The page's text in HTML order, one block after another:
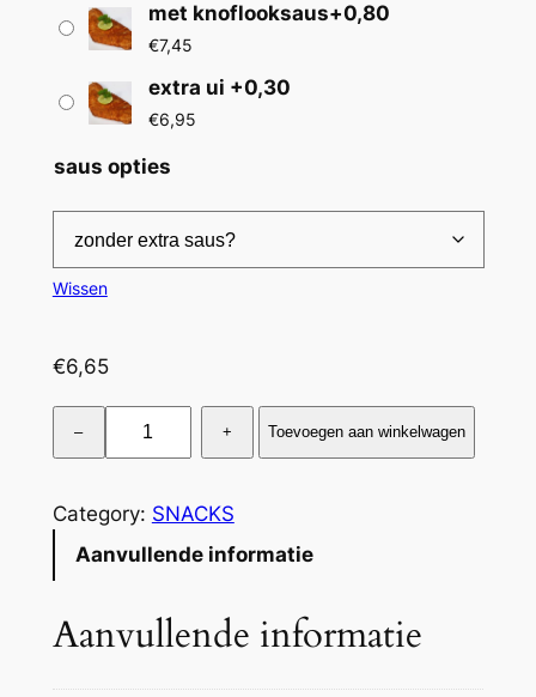
o
€
4
5
met knoflooksaus+0,80
€7,45
extra ui +0,30
€6,95
saus opties
Wissen
€6,65
–
c
n
t
e
+ Toevoegen aan winkelwagen
Category: SNACKS
Aanvullende informatie
Aanvullende informatie